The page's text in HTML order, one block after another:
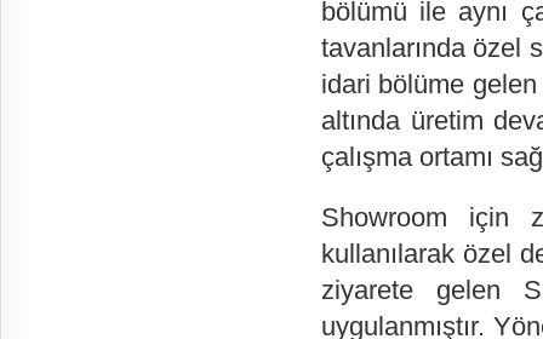
bölümü ile aynı
tavanlarında özel
idari bölüme gelen
altında üretim
çalışma ortamı
Showroom için
kullanılarak özel
ziyarete gelen
uygulanmıştır.